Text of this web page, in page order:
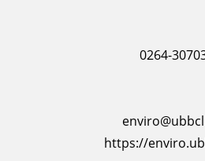
0264-
https://